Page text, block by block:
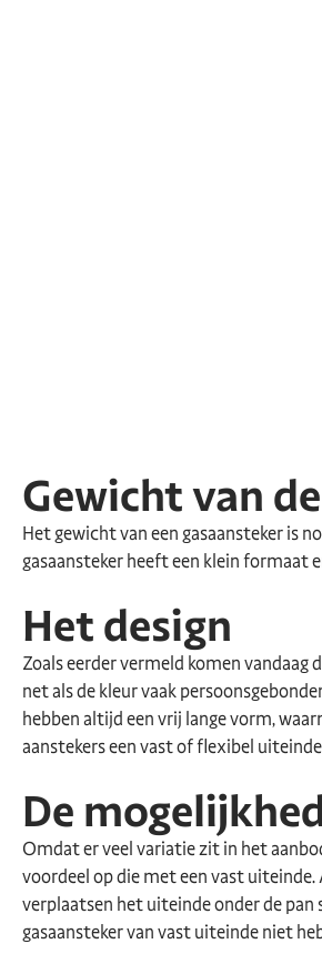
Gewicht van
Het gewicht van een gasaansteker is
gasaansteker heeft een klein formaat
Het design
Zoals eerder vermeld komen vandaag
net als de kleur vaak
hebben altijd een vrij lange vorm,
aanstekers een vast of flexibel
De
Omdat er veel variatie zit in het
voordeel op die met een vast uiteinde.
verplaatsen het uiteinde onder de pan
gasaansteker van vast uiteinde niet